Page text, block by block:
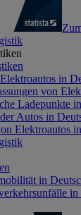
in
von
Ladepunkte
Autos in
Elektroautos
in